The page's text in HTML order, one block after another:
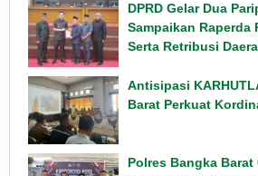
DPRD Gelar Dua
Sampaikan Raperda
Serta Retribusi
Tahun 2026
Antisipasi
Barat Perkuat
Polres Bangka Barat